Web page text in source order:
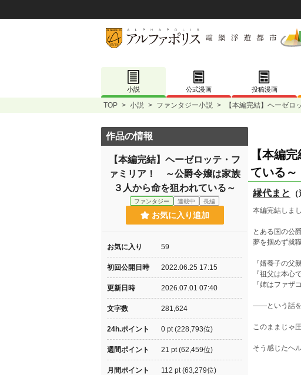
小説 公式漫画 投稿漫画
TOP > 小説 > ファンタジー小説 > 【本編完結】ヘーゼ
【本編
ている～
縁代まと
本編完結しま
とある国の公
夢を掴めず就
『婿養子の父
『祖父は本心
『姉はファザ
――という話を
このままじゃ
そう感じたヘ
作品の情報
【本編完結】ヘーゼロッテ・フ
ァミリア！ ～公爵令嬢は家族
３人から命を狙われている～
ファンタジー 連載中 長編
お気に入り追加
お気に入り 59
初回公開日時 2022.06.25 17:15
更新日時 2026.07.01 07:40
文字数 281,624
24h.ポイント 0 pt (228,793位)
週間ポイント 21 pt (62,459位)
月間ポイント 112 pt (63,279位)